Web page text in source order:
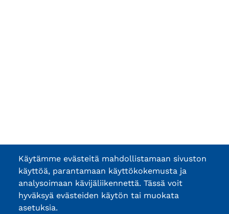
Käytämme evästeitä mahdollistamaan sivuston
käyttöä, parantamaan käyttökokemusta ja
analysoimaan kävijäliikennettä. Tässä voit
hyväksyä evästeiden käytön tai muokata
asetuksia.